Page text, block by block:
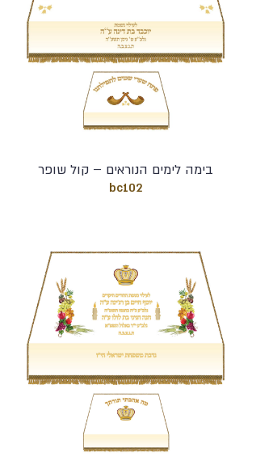
בימה לימים הנוראים – קול שופר
bc102